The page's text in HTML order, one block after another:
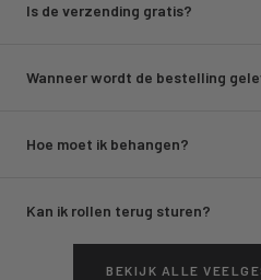
Is de verzending gratis?
Wanneer wordt de bestelling
Hoe moet ik behangen?
Kan ik rollen terug sturen?
BEKIJK ALLE